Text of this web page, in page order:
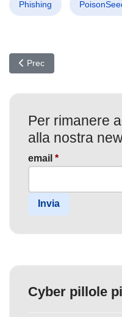
Phishing
Articolo precedente:
Prec
Per rimanere
alla nostra
email *
Invia
Cyber pillole